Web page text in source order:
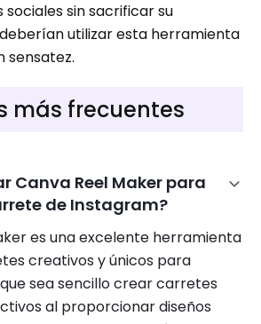
sociales sin sacrificar su
utilizar esta herramienta
sensatez.
más frecuentes
Canva Reel Maker para
de Instagram?
es una excelente herramienta
creativos y únicos para
sea sencillo crear carretes
al proporcionar diseños